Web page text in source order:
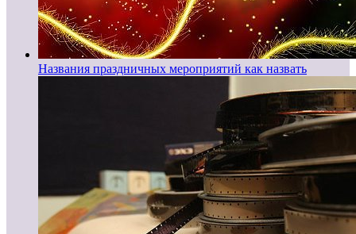
Названия праздничных мероприятий как назвать